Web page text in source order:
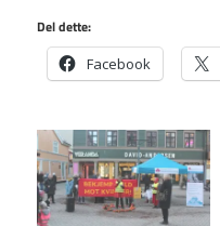
Del dette:
Facebook